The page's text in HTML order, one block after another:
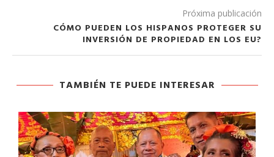
Próxima publicación
CÓMO PUEDEN LOS HISPANOS PROTEGER SU
INVERSIÓN DE PROPIEDAD EN LOS EU?
TAMBIÉN TE PUEDE INTERESAR